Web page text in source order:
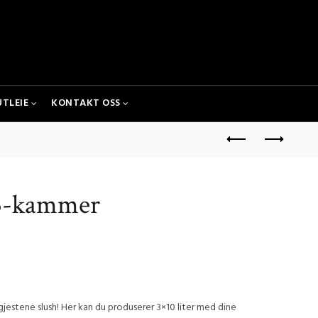
KONTAKT OSS
kammer
slush! Her kan du produserer 3×10 liter med dine